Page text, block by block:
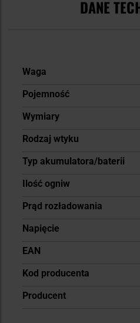
DANE
Więcej
Waga
Pojemność
Wymiary
Rodzaj wtyku
Typ akumulatora/baterii
Ilość ogniw
Prąd rozładowania
Napięcie
EAN
Kod producenta
Producent